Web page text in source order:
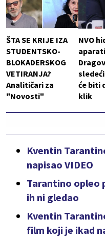
ŠTA SE KRIJE IZA
STUDENTSKO-
BLOKADERSKOG
VETIRANJA?
Analitičari za
"Novosti"
NVO
će biti
klik
Kventin
napisao VIDEO
Tarantino opleo
ih ni gledao
Kventin
film koji je ikad